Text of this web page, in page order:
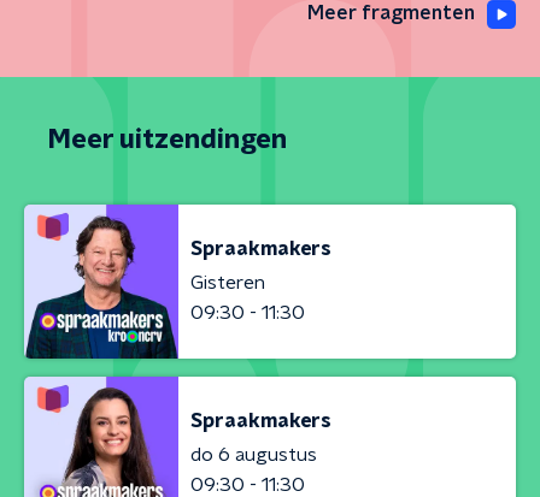
Meer fragmenten
Meer uitzendingen
Spraakmakers
Gisteren
09:30 - 11:30
Spraakmakers
do 6 augustus
09:30 - 11:30